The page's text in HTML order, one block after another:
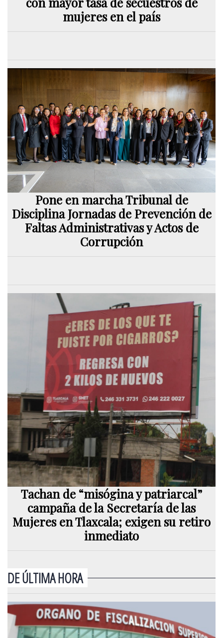
mujeres en el país
Pone en marcha Tribunal de
Disciplina Jornadas de Prevención de
Faltas Administrativas y Actos de
Corrupción
Tachan de “misógina y patriarcal”
campaña de la Secretaría de las
Mujeres en Tlaxcala; exigen su retiro
inmediato
DE ÚLTIMA HORA